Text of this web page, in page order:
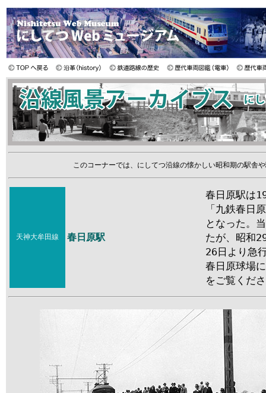
このコーナーでは、にしてつ沿線の懐かしい昭和期の駅舎
天神大牟田線 春日原駅
春日原駅は
「九鉄春日
となった。
たが、昭和
26日より急
春日原球場
をご覧くだ